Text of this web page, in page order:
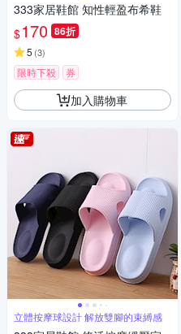
333家居鞋館 知性輕盈布希鞋
$170 86折
5 (3)
限時下殺 券
加入購物車
立體按摩球設計 解放雙腳的束縛感